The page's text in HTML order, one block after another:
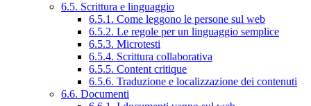
6.5. Scrittura e linguaggio
6.5.1. Come leggono le persone sul web
6.5.2. Le regole per un linguaggio semplice
6.5.3. Microtesti
6.5.4. Scrittura collaborativa
6.5.5. Content critique
6.5.6. Traduzione e localizzazione dei contenuti
6.6. Documenti